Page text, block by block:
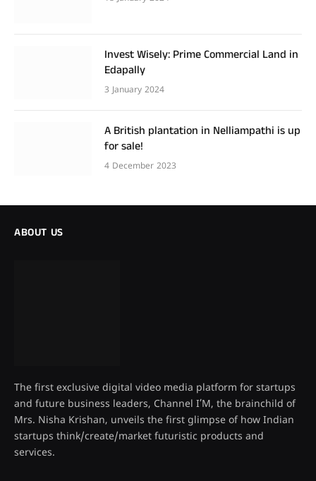
Invest Wisely: Prime Commercial Land in
Edapally
3 January 2024
A British plantation in Nelliampathi is up
for sale!
4 December 2023
ABOUT US
The first exclusive digital video media platform for startups
and future business leaders, Channel I’M, the brainchild of
Mrs. Nisha Krishan, unveils the first glimpse of how Indian
startups think/create/market futuristic products and
services.